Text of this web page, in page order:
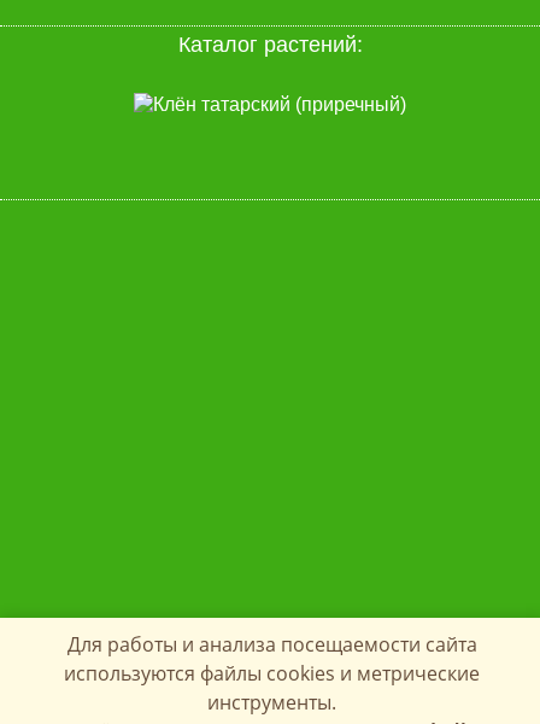
Каталог растений:
Для работы и анализа посещаемости сайта
используются файлы cookies и метрические
инструменты.